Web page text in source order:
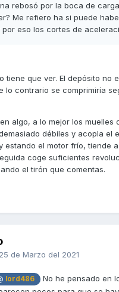
rebosó por la boca de
Me refiero ha si puede
eso los cortes de
tiene que ver. El depósito no
lo contrario se comprimiría
algo, a lo mejor los muelles
débiles y acopla el
estando el motor frío, tiende
coge suficientes
el tirón que comentas.
25 de Marzo del 2021
lord486
No he pensado en